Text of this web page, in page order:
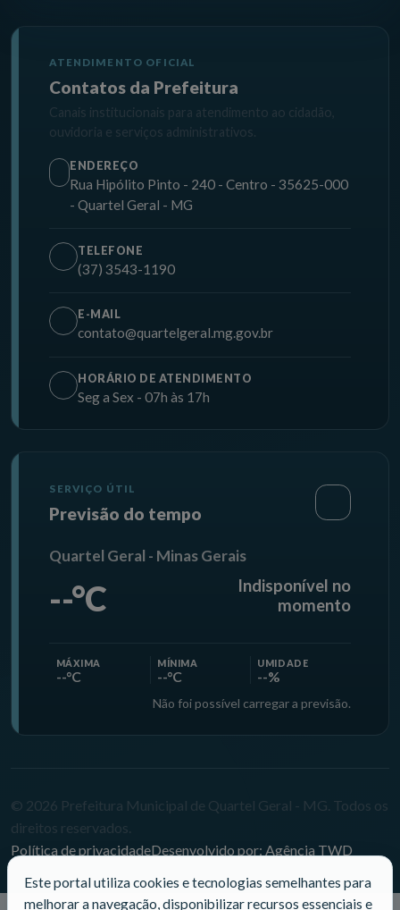
ATENDIMENTO OFICIAL
Contatos da Prefeitura
Canais institucionais para atendimento ao cidadão,
ouvidoria e serviços administrativos.
ENDEREÇO
Rua Hipólito Pinto - 240 - Centro - 35625-000
- Quartel Geral - MG
TELEFONE
(37) 3543-1190
E-MAIL
contato@quartelgeral.mg.gov.br
HORÁRIO DE ATENDIMENTO
Seg a Sex - 07h às 17h
SERVIÇO ÚTIL
Previsão do tempo
Quartel Geral - Minas Gerais
--°C
Indisponível no
momento
MÁXIMA
--°C
MÍNIMA
--°C
UMIDADE
--%
Não foi possível carregar a previsão.
© 2026 Prefeitura Municipal de Quartel Geral - MG. Todos os
direitos reservados.
Política de privacidadeDesenvolvido por: Agência TWD
Este portal utiliza cookies e tecnologias semelhantes para
melhorar a navegação, disponibilizar recursos essenciais e